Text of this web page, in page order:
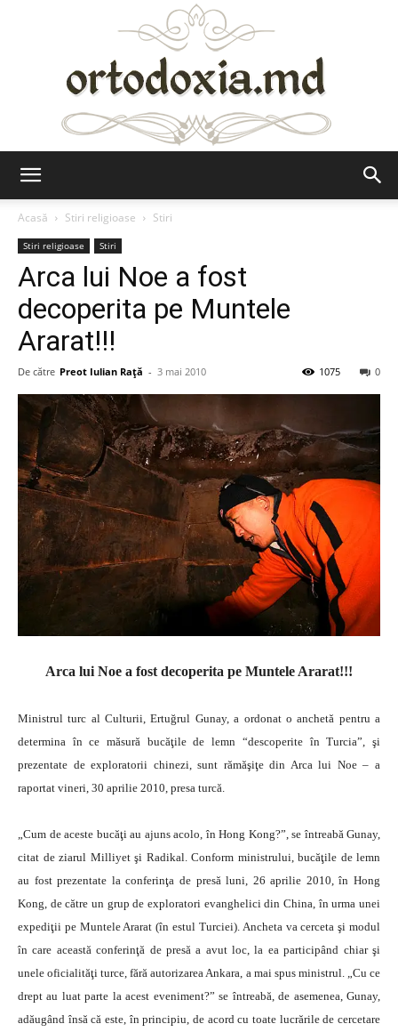
Acasă
Stiri religioase Stiri
Stiri religioase Stiri
Arca lui Noe a fost
decoperita pe Muntele
Ararat!!!
De către Preot Iulian Raţă - 3 mai 2010 0
1075
Arca lui Noe a fost decoperita pe Muntele Ararat!!!
Ministrul turc al Culturii, Ertuğrul Gunay, a ordonat o anchetă pentru a
determina în ce măsură bucăţile de lemn “descoperite în Turcia”, şi
prezentate de exploratorii chinezi, sunt rămăşiţe din Arca lui Noe – a
raportat vineri, 30 aprilie 2010, presa turcă.
„Cum de aceste bucăţi au ajuns acolo, în Hong Kong?”, se întreabă Gunay,
citat de ziarul Milliyet şi Radikal. Conform ministrului, bucăţile de lemn
au fost prezentate la conferinţa de presă luni, 26 aprilie 2010, în Hong
Kong, de către un grup de exploratori evanghelici din China, în urma unei
expediţii pe Muntele Ararat (în estul Turciei). Ancheta va cerceta şi modul
în care această conferinţă de presă a avut loc, la ea participând chiar şi
unele oficialităţi turce, fără autorizarea Ankara, a mai spus ministrul. „Cu ce
drept au luat parte la acest eveniment?” se întreabă, de asemenea, Gunay,
adăugând însă că este, în principiu, de acord cu toate lucrările de cercetare